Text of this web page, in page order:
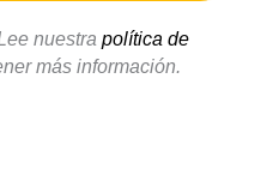
nuestra política de
más información.